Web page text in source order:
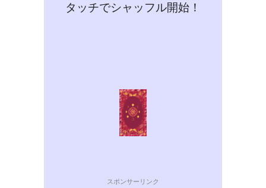
タッチでシャッフル開始！
スポンサーリンク